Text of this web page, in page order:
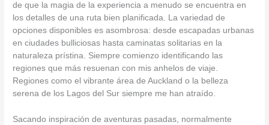
de que la magia de la experiencia a menudo se encuentra en
los detalles de una ruta bien planificada. La variedad de
opciones disponibles es asombrosa: desde escapadas urbanas
en ciudades bulliciosas hasta caminatas solitarias en la
naturaleza prístina. Siempre comienzo identificando las
regiones que más resuenan con mis anhelos de viaje.
Regiones como el vibrante área de Auckland o la belleza
serena de los Lagos del Sur siempre me han atraído.
Sacando inspiración de aventuras pasadas, normalmente